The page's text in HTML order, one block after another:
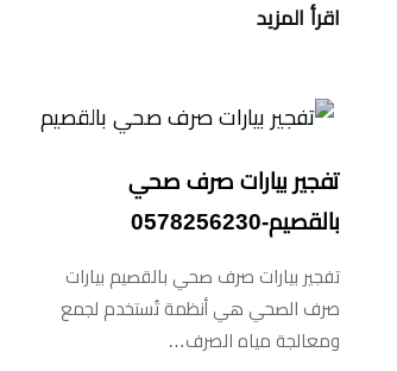
اقرأ المزيد
تفجير بيارات صرف صحي
بالقصيم-0578256230
تفجير بيارات صرف صحي بالقصيم بيارات
صرف الصحي هي أنظمة تُستخدم لجمع
ومعالجة مياه الصرف…